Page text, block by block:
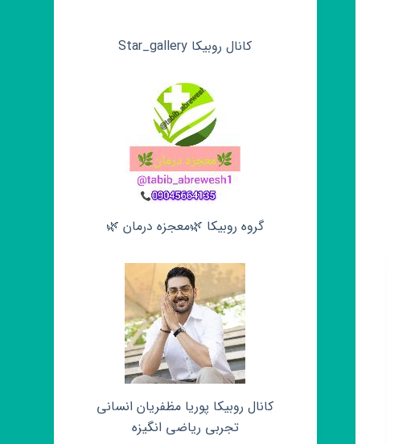
کانال روبیکا Star_gallery
گروه روبیکا 🌿معجزه درمان 🌿
کانال روبیکا پوریا مظفریان انسانی
تجربی ریاضی انگیزه